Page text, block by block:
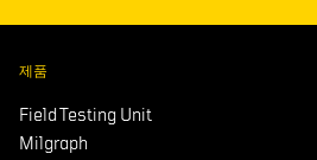
제품
Field Testing Unit
Milgraph